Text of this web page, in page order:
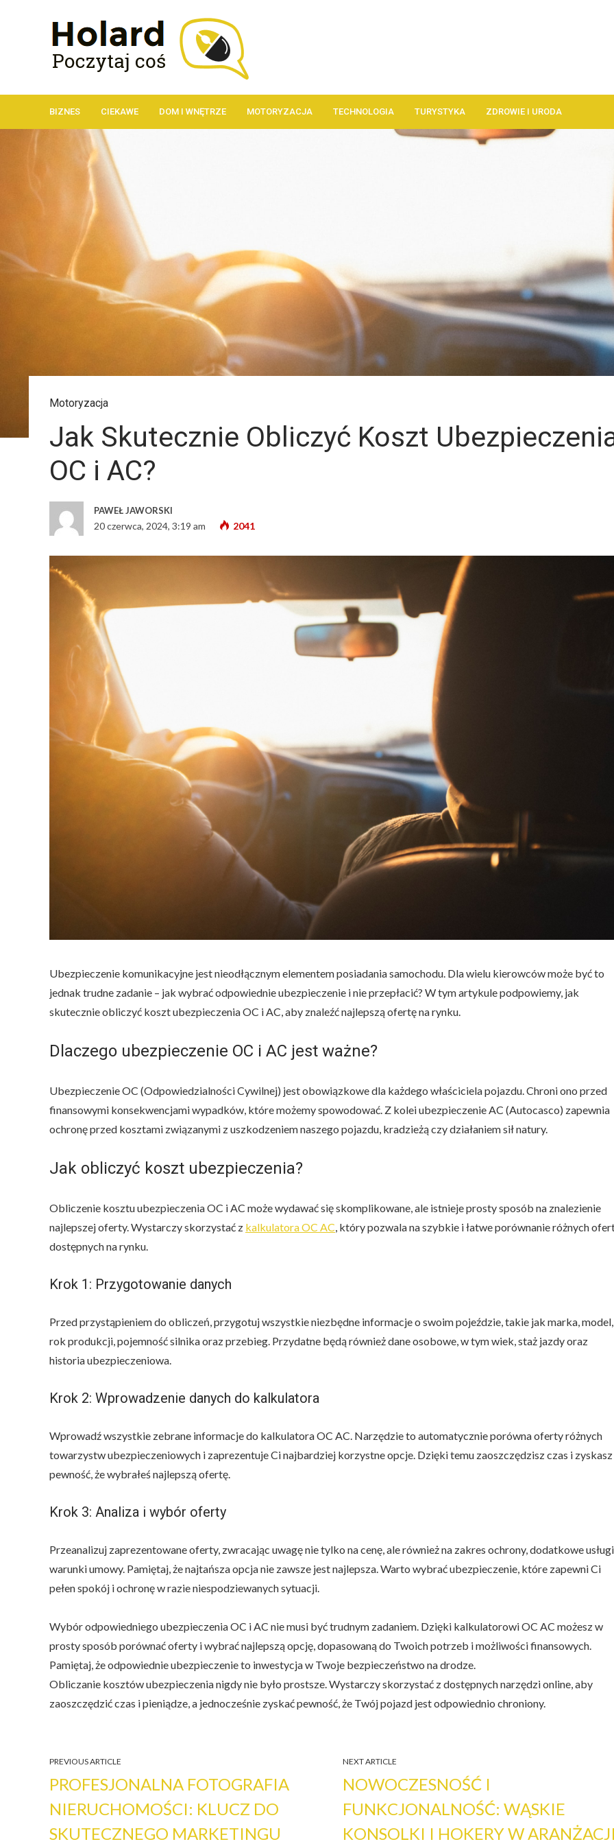
BIZNES CIEKAWE DOM I WNĘTRZE MOTORYZACJA TECHNOLOGIA TURYSTYKA ZDROWIE I URODA
Motoryzacja
Jak Skutecznie Obliczyć Koszt
OC i AC?
PAWEŁ JAWORSKI
20 czerwca, 2024, 3:19 am 2041
Ubezpieczenie komunikacyjne jest nieodłącznym elementem posiadania samochodu. Dla wielu kierowców może być to
jednak trudne zadanie – jak wybrać odpowiednie ubezpieczenie i nie przepłacić? W tym artykule podpowiemy, jak
skutecznie obliczyć koszt ubezpieczenia OC i AC, aby znaleźć najlepszą ofertę na rynku.
Dlaczego ubezpieczenie OC i AC jest ważne?
Ubezpieczenie OC (Odpowiedzialności Cywilnej) jest obowiązkowe dla każdego właściciela pojazdu. Chroni ono przed
finansowymi konsekwencjami wypadków, które możemy spowodować. Z kolei ubezpieczenie AC (Autocasco) zapewnia
ochronę przed kosztami związanymi z uszkodzeniem naszego pojazdu, kradzieżą czy działaniem sił natury.
Jak obliczyć koszt ubezpieczenia?
Obliczenie kosztu ubezpieczenia OC i AC może wydawać się skomplikowane, ale istnieje prosty sposób na znalezienie
najlepszej oferty. Wystarczy skorzystać z kalkulatora OC AC, który pozwala na szybkie i łatwe porównanie różnych
dostępnych na rynku.
Krok 1: Przygotowanie danych
Przed przystąpieniem do obliczeń, przygotuj wszystkie niezbędne informacje o swoim pojeździe, takie jak marka, model,
rok produkcji, pojemność silnika oraz przebieg. Przydatne będą również dane osobowe, w tym wiek, staż jazdy oraz
historia ubezpieczeniowa.
Krok 2: Wprowadzenie danych do kalkulatora
Wprowadź wszystkie zebrane informacje do kalkulatora OC AC. Narzędzie to automatycznie porówna oferty różnych
towarzystw ubezpieczeniowych i zaprezentuje Ci najbardziej korzystne opcje. Dzięki temu zaoszczędzisz czas i zyskasz
pewność, że wybrałeś najlepszą ofertę.
Krok 3: Analiza i wybór oferty
Przeanalizuj zaprezentowane oferty, zwracając uwagę nie tylko na cenę, ale również na zakres ochrony, dodatkowe
warunki umowy. Pamiętaj, że najtańsza opcja nie zawsze jest najlepsza. Warto wybrać ubezpieczenie, które zapewni Ci
pełen spokój i ochronę w razie niespodziewanych sytuacji.
Wybór odpowiedniego ubezpieczenia OC i AC nie musi być trudnym zadaniem. Dzięki kalkulatorowi OC AC możesz w
prosty sposób porównać oferty i wybrać najlepszą opcję, dopasowaną do Twoich potrzeb i możliwości finansowych.
Pamiętaj, że odpowiednie ubezpieczenie to inwestycja w Twoje bezpieczeństwo na drodze.
Obliczanie kosztów ubezpieczenia nigdy nie było prostsze. Wystarczy skorzystać z dostępnych narzędzi online, aby
zaoszczędzić czas i pieniądze, a jednocześnie zyskać pewność, że Twój pojazd jest odpowiednio chroniony.
PREVIOUS ARTICLE
PROFESJONALNA FOTOGRAFIA
NIERUCHOMOŚCI: KLUCZ DO
SKUTECZNEGO MARKETINGU
NEXT ARTICLE
NOWOCZESNOŚĆ I
FUNKCJONALNOŚĆ: WĄSKIE
KONSOLKI I HOKERY W